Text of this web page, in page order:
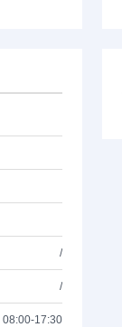
/
/
08:00-17:30